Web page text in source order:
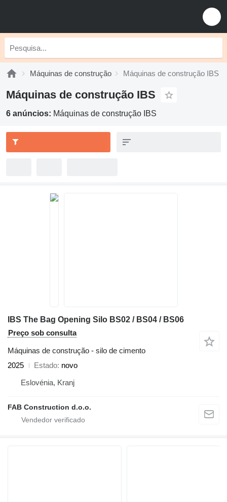
Máquinas de construção Máquinas de construção IBS
Máquinas de construção IBS
6 anúncios: Máquinas de construção IBS
IBS The Bag Opening Silo BS02 / BS04 / BS06
Preço sob consulta
Máquinas de construção - silo de cimento
2025
Estado novo
Eslovénia, Kranj
FAB Construction d.o.o.